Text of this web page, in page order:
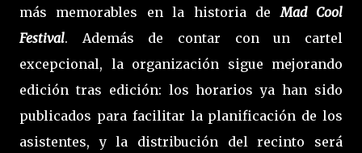
más memorables en la historia deMad Cool
Festival. Además de contar con un cartel
excepcional, la organización sigue mejorando
edición tras edición: los horarios ya han sido
publicados para facilitar la planificación de los
asistentes, y la distribución del recinto será